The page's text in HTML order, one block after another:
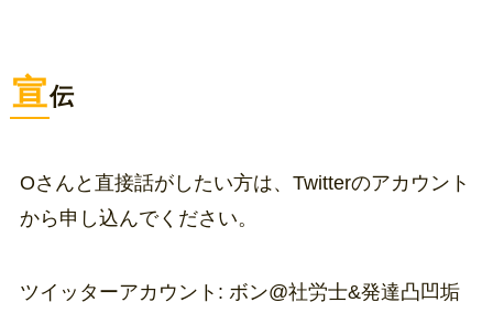
宣伝
Oさんと直接話がしたい方は、Twitterのアカウント
から申し込んでください。
ツイッターアカウント: ボン@社労士&発達凸凹垢